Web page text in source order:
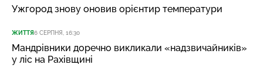
Ужгород знову оновив орієнтир температури
ЖИТТЯ6 СЕРПНЯ, 16:30
Мандрівники доречно викликали «надзвичайників»
у ліс на Рахівщині